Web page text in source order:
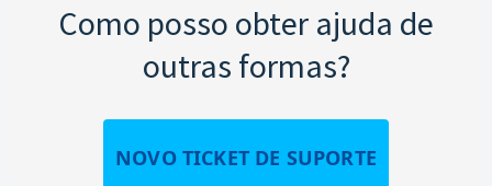
Como posso obter ajuda de
outras formas?
NOVO TICKET DE SUPORTE